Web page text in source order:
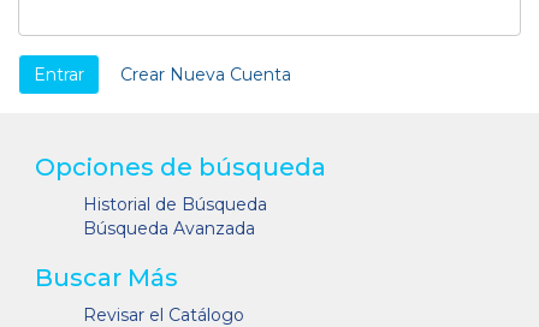
Crear Nueva Cuenta
Opciones de búsqueda
Historial de Búsqueda
Búsqueda Avanzada
Buscar Más
Revisar el Catálogo